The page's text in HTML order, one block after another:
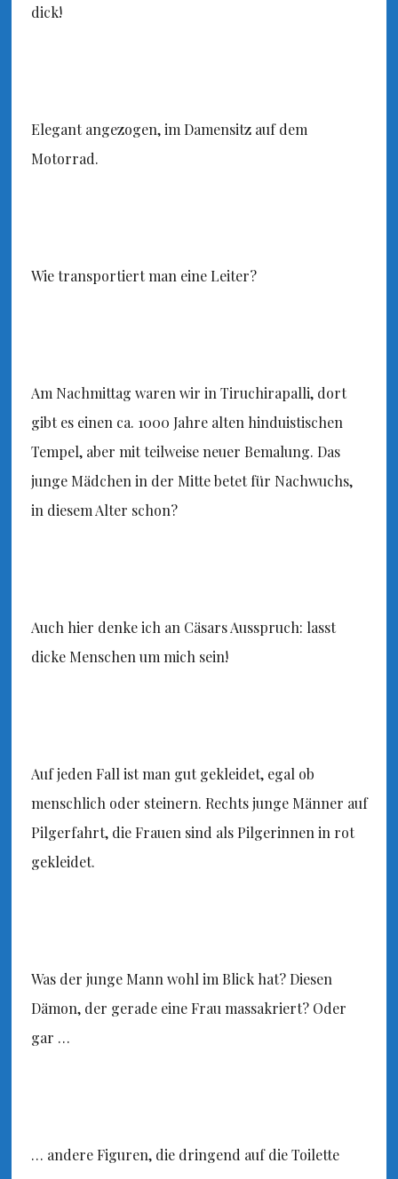
dick!
Elegant angezogen, im Damensitz auf dem
Motorrad.
Wie transportiert man eine Leiter?
Am Nachmittag waren wir in Tiruchirapalli, dort
gibt es einen ca. 1000 Jahre alten hinduistischen
Tempel, aber mit teilweise neuer Bemalung. Das
junge Mädchen in der Mitte betet für Nachwuchs,
in diesem Alter schon?
Auch hier denke ich an Cäsars Ausspruch: lasst
dicke Menschen um mich sein!
Auf jeden Fall ist man gut gekleidet, egal ob
menschlich oder steinern. Rechts junge Männer auf
Pilgerfahrt, die Frauen sind als Pilgerinnen in rot
gekleidet.
Was der junge Mann wohl im Blick hat? Diesen
Dämon, der gerade eine Frau massakriert? Oder
gar …
… andere Figuren, die dringend auf die Toilette